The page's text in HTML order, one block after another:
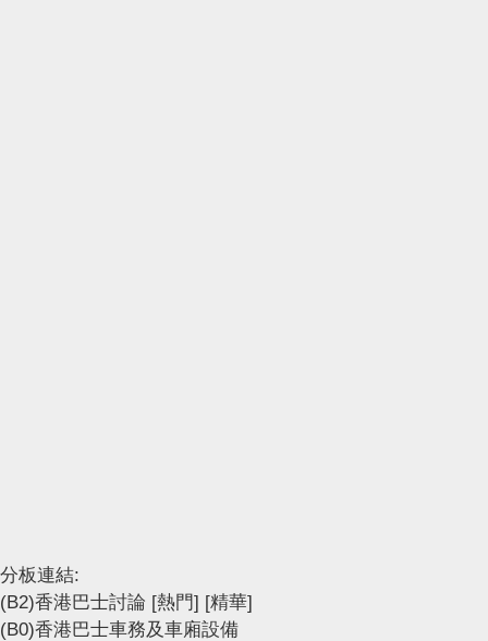
分板連結:
(B2)香港巴士討論 [熱門] [精華]
(B0)香港巴士車務及車廂設備